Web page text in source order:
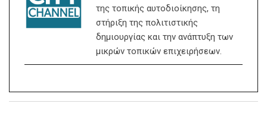
της τοπικής αυτοδιοίκησης, τη
στήριξη της πολιτιστικής
δημιουργίας και την ανάπτυξη των
μικρών τοπικών επιχειρήσεων.